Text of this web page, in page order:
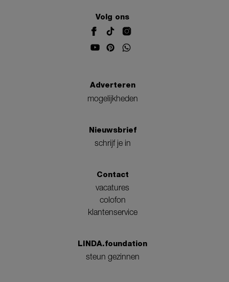
Volg ons
Adverteren
mogelijkheden
Nieuwsbrief
schrijf je in
Contact
vacatures
colofon
klantenservice
LINDA.foundation
steun gezinnen